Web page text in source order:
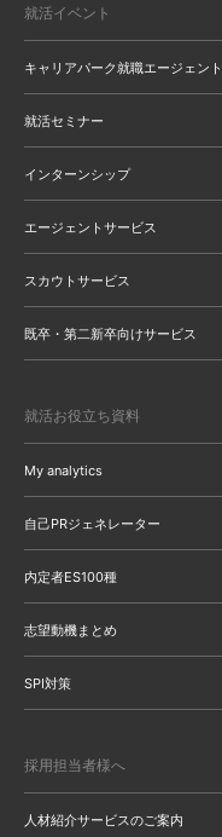
就活イベント
キャリアパーク就職エージェント
就活セミナー
インターンシップ
エージェントサービス
スカウトサービス
既卒・第二新卒向けサービス
就活お役立ち資料
My analytics
自己PRジェネレーター
内定者ES100種
志望動機まとめ
SPI対策
採用担当者様へ
人材紹介サービスのご案内